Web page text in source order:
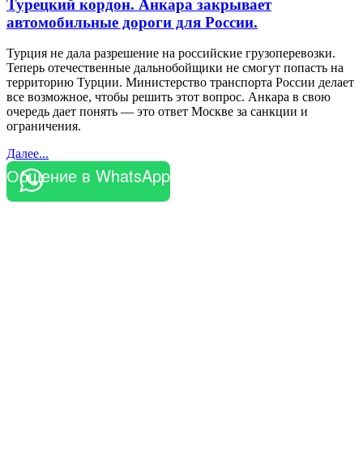
Турецкий кордон. Анкара закрывает
автомобильные дороги для России.
Турция не дала разрешение на российские грузоперевозки.
Теперь отечественные дальнобойщики не смогут попасть на
территорию Турции. Министерство транспорта России делает
все возможное, чтобы решить этот вопрос. Анкара в свою
очередь дает понять — это ответ Москве за санкции и
ограничения.
Далее...
Общение в WhatsApp